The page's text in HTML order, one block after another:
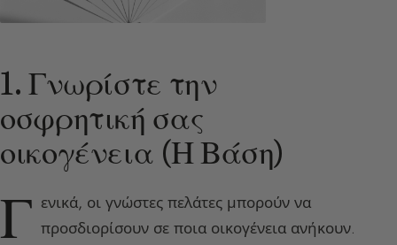
1. Γνωρίστε την
οσφρητική σας
οικογένεια (Η Βάση)
Γ ενικά, οι γνώστες πελάτες μπορούν να
προσδιορίσουν σε ποια οικογένεια ανήκουν.